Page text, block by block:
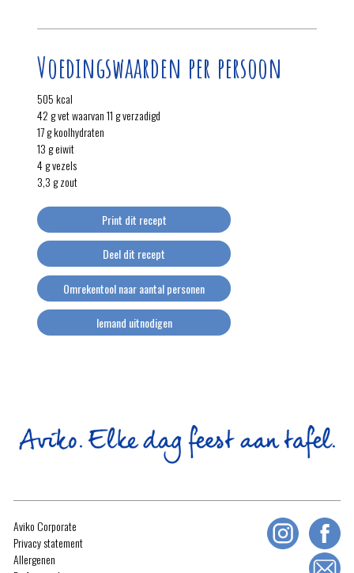
Voedingswaarden per persoon
505 kcal
42 g vet waarvan 11 g verzadigd
17 g koolhydraten
13 g eiwit
4 g vezels
3,3 g zout
Print dit recept
Deel dit recept
Omrekentool naar aantal personen
Iemand uitnodigen
Aviko Corporate
Privacy statement
Allergenen